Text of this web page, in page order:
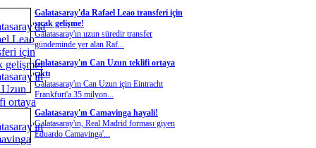
Galatasaray'da Rafael Leao transferi için
sıcak gelişme!
Galatasaray'ın uzun süredir transfer
gündeminde yer alan Raf...
Galatasaray'ın Can Uzun teklifi ortaya
çıktı
Galatasaray'ın Can Uzun için Eintracht
Frankfurt'a 35 milyon...
Galatasaray'ın Camavinga hayali!
Galatasaray'ın, Real Madrid forması giyen
Eduardo Camavinga'...